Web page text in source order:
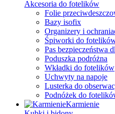
Akcesoria do fotelików
Folie
Bazy isofix
Organizery i
Śpiworki do
Pas bezpieczeństwa
Poduszka podróżna
Wkładki do fotelików
Uchwyty na napoje
Lusterka do
Podnóżek do
Karmienie